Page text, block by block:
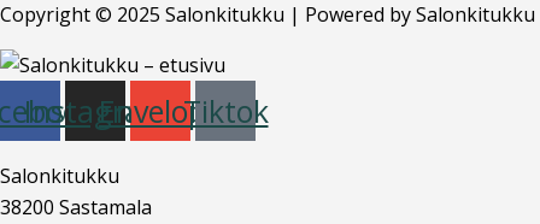
Copyright © 2025 Salonkitukku | Powered by Salonkitukku
Instagram
EnvelopeTiktok
Salonkitukku
38200 Sastamala